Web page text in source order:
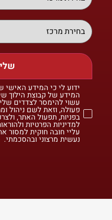
ידוע לי כי המידע האישי
המידע של קבוצת הילוך
עשוי להימסר לצדדים
פעולה, וזאת לשם ניהול
בפניות, תפעול האתר,
למדיניות הפרטיות
עליי חובה חוקית למסור
נעשית מרצוני ובהסכמתי.